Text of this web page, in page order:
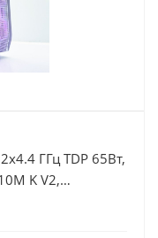
ГГц TDP 65Вт,
K V2,
DDR4 16Gb,